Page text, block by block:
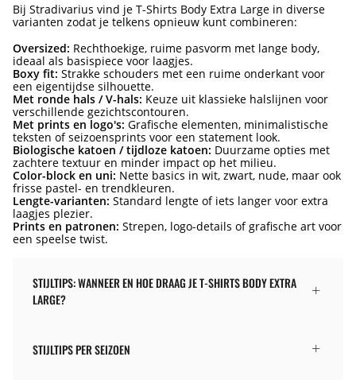
Bij Stradivarius vind je T-Shirts Body Extra Large in diverse
varianten zodat je telkens opnieuw kunt combineren:
Oversized: Rechthoekige, ruime pasvorm met lange body,
ideaal als basispiece voor laagjes.
Boxy fit: Strakke schouders met een ruime onderkant voor
een eigentijdse silhouette.
Met ronde hals / V-hals: Keuze uit klassieke halslijnen voor
verschillende gezichtscontouren.
Met prints en logo's: Grafische elementen, minimalistische
teksten of seizoensprints voor een statement look.
Biologische katoen / tijdloze katoen: Duurzame opties met
zachtere textuur en minder impact op het milieu.
Color-block en uni: Nette basics in wit, zwart, nude, maar ook
frisse pastel- en trendkleuren.
Lengte-varianten: Standard lengte of iets langer voor extra
laagjes plezier.
Prints en patronen: Strepen, logo-details of grafische art voor
een speelse twist.
STIJLTIPS: WANNEER EN HOE DRAAG JE T-SHIRTS BODY EXTRA
LARGE?
STIJLTIPS PER SEIZOEN